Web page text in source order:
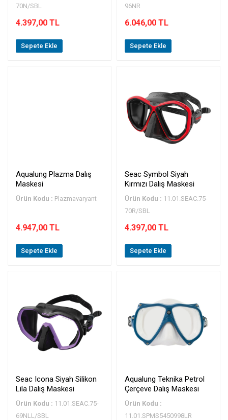
70N/SBL
4.397,00 TL
Sepete Ekle
96NR
6.046,00 TL
Sepete Ekle
Aqualung Plazma Dalış
Maskesi
Ürün Kodu : Plazmavaryant
4.947,00 TL
Sepete Ekle
Seac Symbol Siyah
Kırmızı Dalış Maskesi
Ürün Kodu : 11.01.SEAC.75-
70R/SBL
4.397,00 TL
Sepete Ekle
Seac Icona Siyah Silikon
Lila Dalış Maskesi
Ürün Kodu : 11.01.SEAC.75-
69NLL/SBL
Aqualung Teknika Petrol
Çerçeve Dalış Maskesi
Ürün Kodu :
11.01.SPMS5450998LR